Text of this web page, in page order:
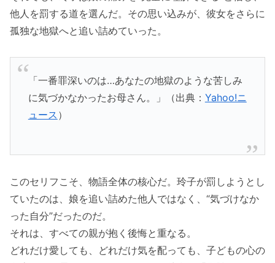
他人を罰する道を選んだ。その思い込みが、彼女をさらに
孤独な地獄へと追い詰めていった。
「一番罪深いのは…あなたの地獄のような苦しみ
に気づかなかったお母さん。」（出典： Yahoo!ニ
ュース ）
このセリフこそ、物語全体の核心だ。玲子が罰しようとし
ていたのは、娘を追い詰めた他人ではなく、“気づけなか
った自分”だったのだ。
それは、すべての親が抱く後悔と重なる。
どれだけ愛しても、どれだけ気を配っても、子どもの心の